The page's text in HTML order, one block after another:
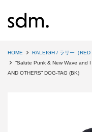
HOME
RALEIGH / ラリー（RED
”Salute Punk & New Wave and
AND OTHERS” DOG-TAG (BK)